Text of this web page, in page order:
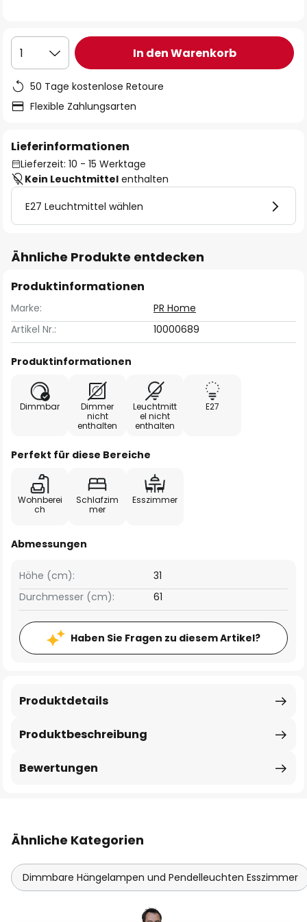
1 In den Warenkorb
50 Tage kostenlose Retoure
Flexible Zahlungsarten
Lieferinformationen
Lieferzeit: 10 - 15 Werktage
Kein Leuchtmittel enthalten
E27 Leuchtmittel wählen
Ähnliche Produkte entdecken
Produktinformationen
Marke:
PR Home
Artikel Nr.:
10000689
Produktinformationen
Dimmbar
Dimmer
nicht
enthalten
Leuchtmitt
el nicht
enthalten
E27
Perfekt für diese Bereiche
Wohnberei
ch
Schlafzim
mer
Esszimmer
Abmessungen
Höhe (cm):
31
Durchmesser (cm):
61
Haben Sie Fragen zu diesem Artikel?
Produktbeschreibung
Produktdetails
Bewertungen
Ähnliche Kategorien
Dimmbare Hängelampen und Pendelleuchten Esszimmer